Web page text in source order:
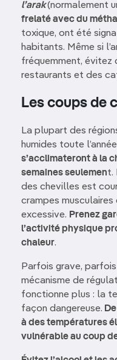
l’arak(normalement
frelaté avec du
toxique, ont été
habitants. Même si
fréquemment, évitez
restaurants et des
Les coups de
La plupart des
humides toute
s’acclimateront à la
semaines seulement.
des chevilles est
crampes musculaires
excessive. Prenez
l’activité physique
chaleur.
Parfois grave,
mécanisme de
fonctionne plus : la
façon dangereuse.
à des températures
vulnérable au coup